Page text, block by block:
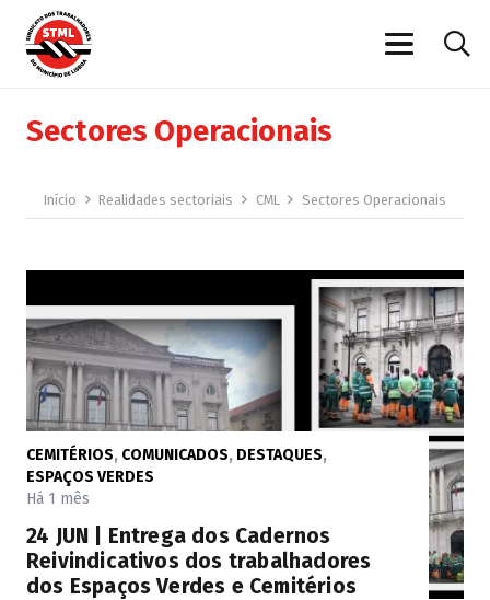
Sectores Operacionais
Início Realidades sectoriais CML Sectores Operacionais
CEMITÉRIOS, COMUNICADOS, DESTAQUES,
ESPAÇOS VERDES
Há 1 mês
24 JUN | Entrega dos Cadernos
Reivindicativos dos trabalhadores
dos Espaços Verdes e Cemitérios